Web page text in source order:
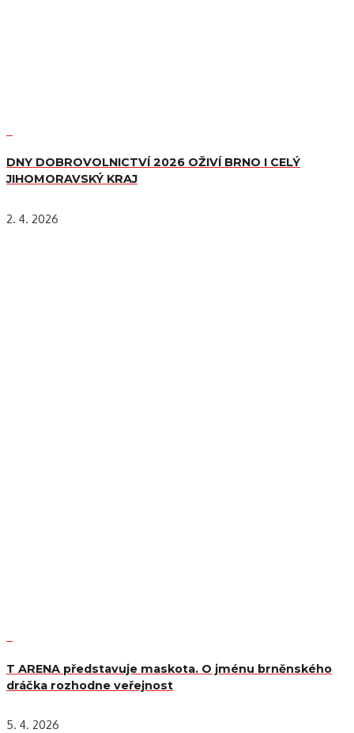
DNY DOBROVOLNICTVÍ 2026 OŽIVÍ BRNO I CELÝ
JIHOMORAVSKÝ KRAJ
2. 4. 2026
T ARENA představuje maskota. O jménu brněnského
dráčka rozhodne veřejnost
5. 4. 2026